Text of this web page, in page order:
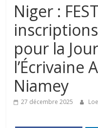
Niger :
pour la
l’Écrivaine
Niamey
27 décembre 2025